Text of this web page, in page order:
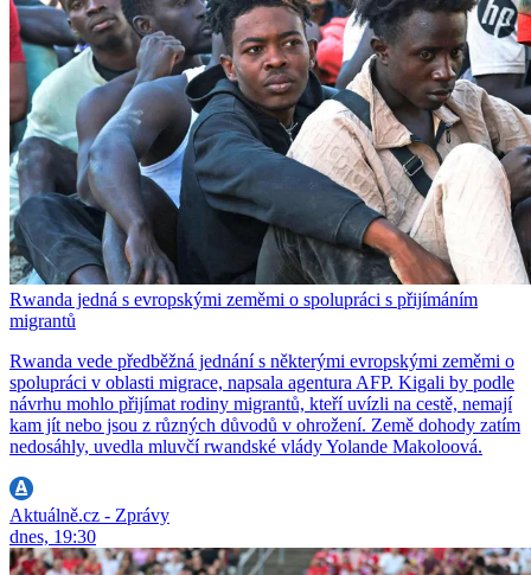
Rwanda jedná s evropskými zeměmi o spolupráci s přijímáním
migrantů
Rwanda vede předběžná jednání s některými evropskými zeměmi o
spolupráci v oblasti migrace, napsala agentura AFP. Kigali by podle
návrhu mohlo přijímat rodiny migrantů, kteří uvízli na cestě, nemají
kam jít nebo jsou z různých důvodů v ohrožení. Země dohody zatím
nedosáhly, uvedla mluvčí rwandské vlády Yolande Makoloová.
Aktuálně.cz - Zprávy
dnes, 19:30